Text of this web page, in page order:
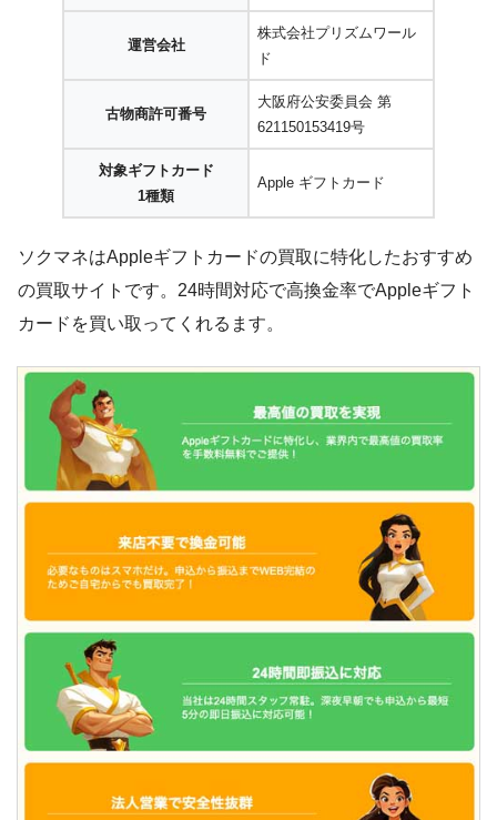
運営会社
株式会社プリズムワール
ド
古物商許可番号
大阪府公安委員会 第
621150153419号
対象ギフトカード
1種類
Apple ギフトカード
ソクマネはAppleギフトカードの買取に特化したおすすめ
の買取サイトです。24時間対応で高換金率でAppleギフト
カードを買い取ってくれるます。